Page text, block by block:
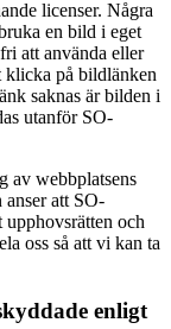
licenser. Några
en bild i eget
att använda eller
på bildlänken
saknas är bilden i
utanför SO-
av webbplatsens
att SO-
och
oss så att vi kan ta
enligt